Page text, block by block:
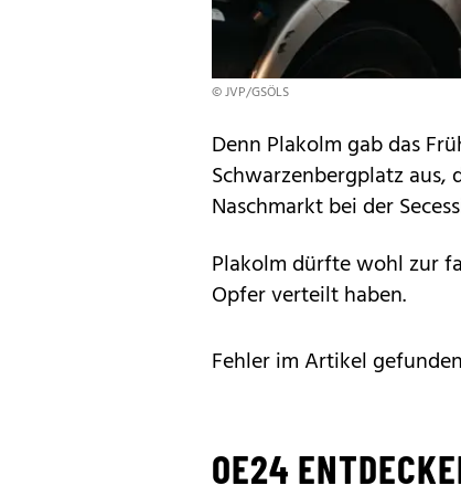
© JVP/GSÖLS
Denn Plakolm gab das
Schwarzenbergplatz
Naschmarkt bei der
Plakolm dürfte wohl zur
Opfer verteilt haben.
Fehler im Artikel
OE24